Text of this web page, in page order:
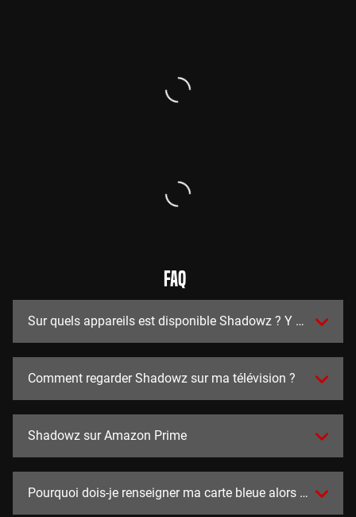
FAQ
Sur quels appareils est disponible Shadowz ? Y a t-il des
Comment regarder Shadowz sur ma télévision ?
Shadowz sur Amazon Prime
Pourquoi dois-je renseigner ma carte bleue alors que